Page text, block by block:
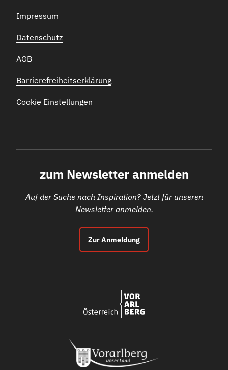
Impressum
Datenschutz
AGB
Barrierefreiheitserklärung
Cookie Einstellungen
zum Newsletter anmelden
Auf der Suche nach Inspiration? Jetzt für unseren
Newsletter anmelden.
Zur Anmeldung